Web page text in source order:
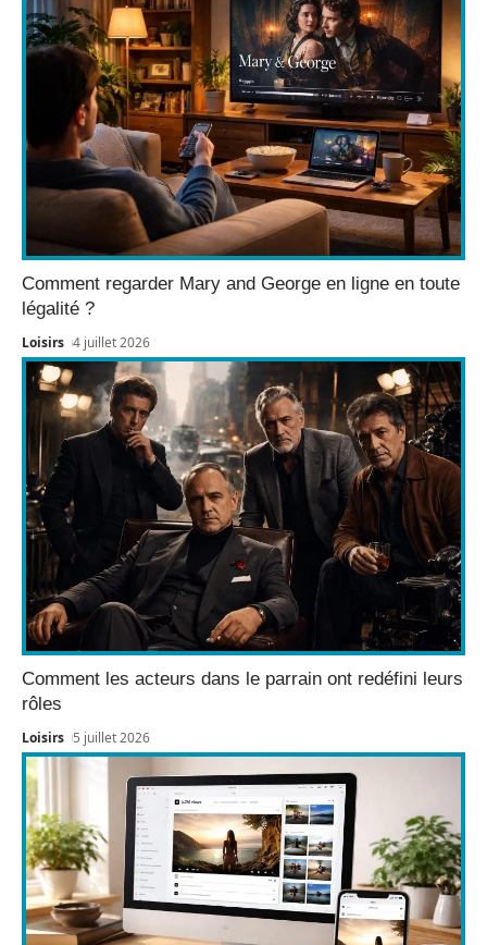
Comment regarder Mary and George en ligne en toute
légalité ?
Loisirs 4 juillet 2026
Comment les acteurs dans le parrain ont redéfini leurs
rôles
Loisirs 5 juillet 2026